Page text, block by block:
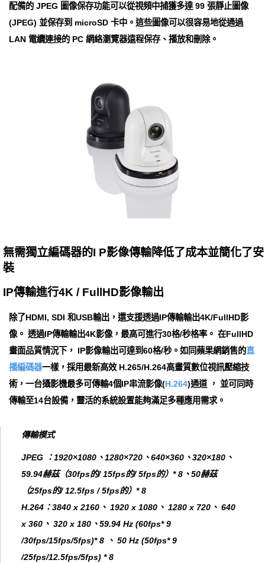
配備的 JPEG 圖像保存功能可以從視頻中捕獲多達 99 張靜止圖像
(JPEG) 並保存到 microSD 卡中。這些圖像可以很容易地從通過
LAN 電纜連接的 PC 網絡瀏覽器遠程保存、播放和刪除。
無需獨立編碼器的I P影像傳輸降低了成本並簡化了安
裝
IP傳輸進行4K / FullHD影像輸出
除了HDMI, SDI 和USB輸出，還支援透過IP傳輸輸出4K/FullHD影
像。 透過IP傳輸輸出4K影像，最高可進行30格/秒格率。 在FullHD
畫面品質情況下， IP影像輸出可達到60格/秒。如同蘋果網銷售的直
播編碼器一樣，採用最新高效 H.265/H.264高畫質數位視訊壓縮技
術，一台攝影機最多可傳輸4個IP串流影像(H.264)通道 ， 並可同時
傳輸至14台設備，靈活的系統設置能夠滿足多種應用需求。
傳輸模式
JPEG ：1920×1080、1280×720、640×360、320×180、
59.94赫茲（30fps的/ 15fps的/ 5fps的）* 8、50赫茲
（25fps的/ 12.5fps / 5fps的）* 8
H.264：3840 x 2160、 1920 x 1080、 1280 x 720、 640
x 360、 320 x 180、59.94 Hz (60fps* 9
/30fps/15fps/5fps)* 8 、 50 Hz (50fps* 9
/25fps/12.5fps/5fps) * 8